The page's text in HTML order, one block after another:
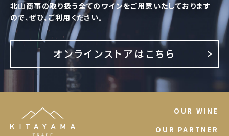
北山商事の取り扱う全てのワインをご用意いたしております
ので、ぜひ、ご利用ください。
オンラインストアはこちら
OUR WINE
OUR PARTNER